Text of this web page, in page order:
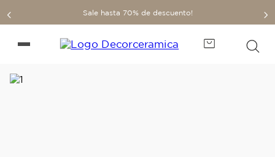
Sale hasta 70% de descuento!